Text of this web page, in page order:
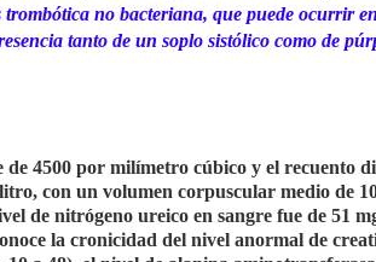
no bacteriana, que puede ocurrir
tanto de un soplo sistólico como de
de 4500 por milímetro cúbico y el recuento
con un volumen corpuscular medio de
de nitrógeno ureico en sangre fue de 51
la cronicidad del nivel anormal de